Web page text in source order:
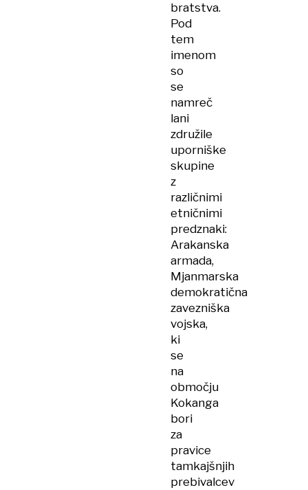
bratstva.
Pod
tem
imenom
so
se
namreč
lani
združile
uporniške
skupine
z
različnimi
etničnimi
predznaki:
Arakanska
armada,
Mjanmarska
demokratična
zavezniška
vojska,
ki
se
na
območju
Kokanga
bori
za
pravice
tamkajšnjih
prebivalcev